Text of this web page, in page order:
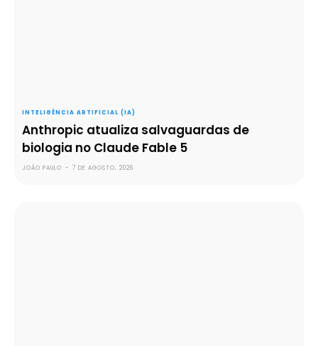
INTELIGÊNCIA ARTIFICIAL (IA)
Anthropic atualiza salvaguardas de
biologia no Claude Fable 5
JOÃO PAULO - 7 DE AGOSTO, 2026